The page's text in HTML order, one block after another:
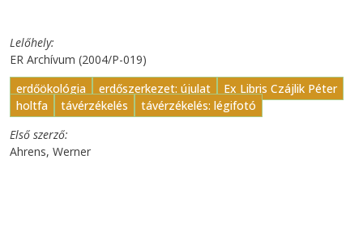
Lelőhely
ER Archívum (2004/P-019)
erdőökológia
erdőszerkezet: újulat
Ex Libris Czájlik Péter
holtfa
távérzékelés
távérzékelés: légifotó
Első szerző
Ahrens, Werner